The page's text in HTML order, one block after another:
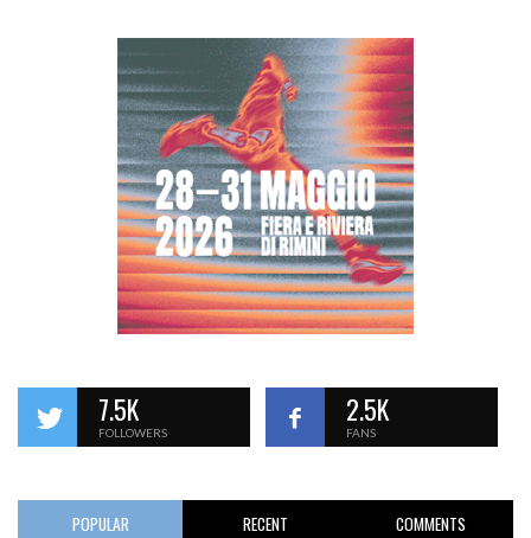
7.5K
FOLLOWERS
2.5K
FANS
POPULAR RECENT COMMENTS